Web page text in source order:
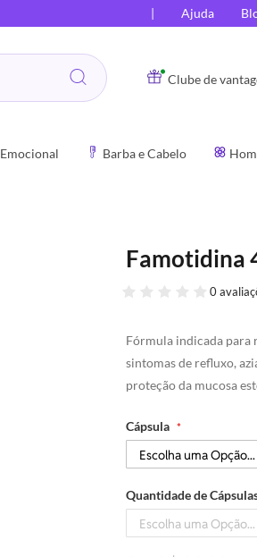
Ajuda
Clube de
Emocional Barba e Cabelo
Famotidina
0
Fórmula indicada para
sintomas de refluxo,
proteção da mucosa
Cápsula
Quantidade de